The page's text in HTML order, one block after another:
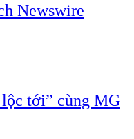
Newswire
tới” cùng MG